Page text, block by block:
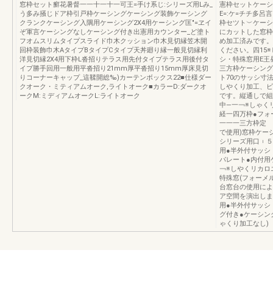
窓枠セット癬花暑督一一十一十一可王=手け系じ:シリーズ用Lみ_
う多み掻じドア枠引戸枠ケーシングケーシング装飾ケーシング
クランクケーシング入隅用ケーシング2X4用ケーシング匡″=ヱイ
ぞ軍言ケーシングなしケーシング付き出憲用カウンター_ど塗ト
フオムスリムタイプスライド巾木クッション巾木見切縁笠木開
回枠装飾巾木AタイプBタイプCタイプ天丼廻り縁一般見切縁利
洋見切縁2X4用下枠L沓招りテラス用先付タイプテラス用後付タ
イプ勝手回用一般用平沓招り21mm厚平沓招り15mm厚床見切
りコーナーキャップ_這鞣開総‰)カーテンボックス22■仕様ダー
クオーク・ミティアムオーク,ライトオーク■カラーD:ダークオ
ークM:ミディアムオークL:ライトオーク
憲枠セットケー
E=:ケ=チチ多呂
枠セツト︶ケー
にカットした窓
め加工済みです
ください。四
シ・特殊窓用E
三方枠ケーシン
ト70のサッシ寸
しやくり加工、
です。縦通しで
中―一￢※しゃく
経一四万枠●フォ
一一一三方枠定
で使用)窓枠ケー
シリーズ用口︲
用●半外付サッ
パレート●内付
￢※しやくリカ
特殊窓(フォーメ
台窓台の使用に
ア空間を演出し
用●半外付サッ
グ付き●ケーシ
ゃくり加工なし)